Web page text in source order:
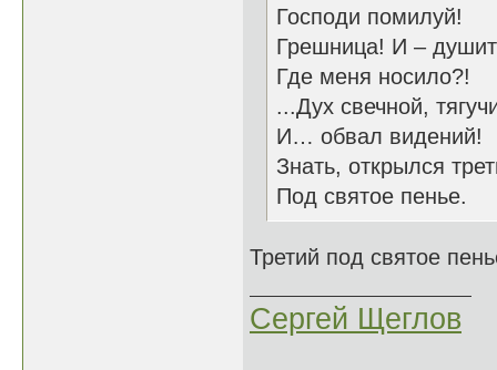
Господи помилуй!
Грешница! И –
Где меня носило?!
...Дух свечной,
И… обвал видений!
Знать, открылся
Под святое пенье.
Третий под святое
Сергей Щеглов